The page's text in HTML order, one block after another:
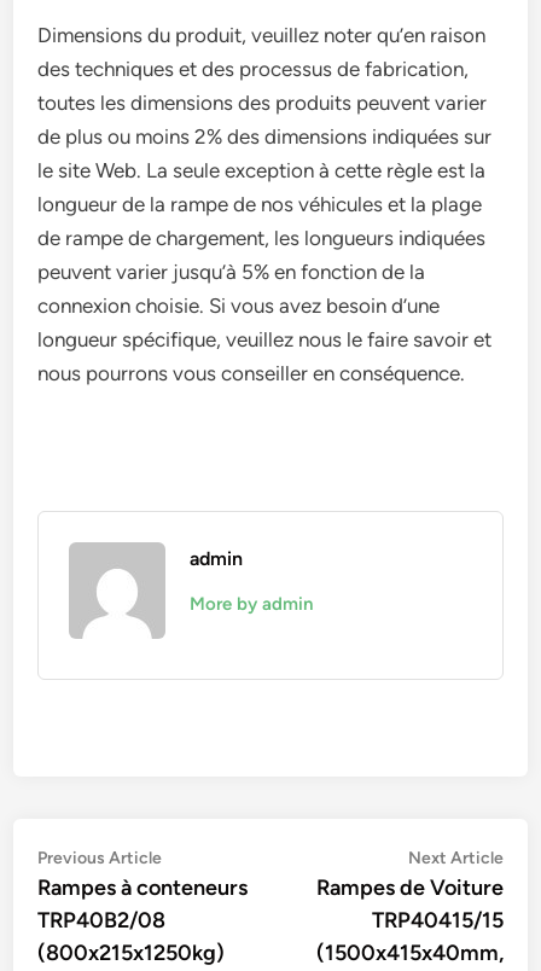
Dimensions du produit, veuillez noter qu’en raison
des techniques et des processus de fabrication,
toutes les dimensions des produits peuvent varier
de plus ou moins 2% des dimensions indiquées sur
le site Web. La seule exception à cette règle est la
longueur de la rampe de nos véhicules et la plage
de rampe de chargement, les longueurs indiquées
peuvent varier jusqu’à 5% en fonction de la
connexion choisie. Si vous avez besoin d’une
longueur spécifique, veuillez nous le faire savoir et
nous pourrons vous conseiller en conséquence.
admin
More by admin
Navigation
de
l’article
Previous ArticlePrevious
article:
Rampes à conteneurs
TRP40B2/08
(800x215x1250kg)
Next Article
Rampes de Voiture
TRP40415/15
(1500x415x40mm,